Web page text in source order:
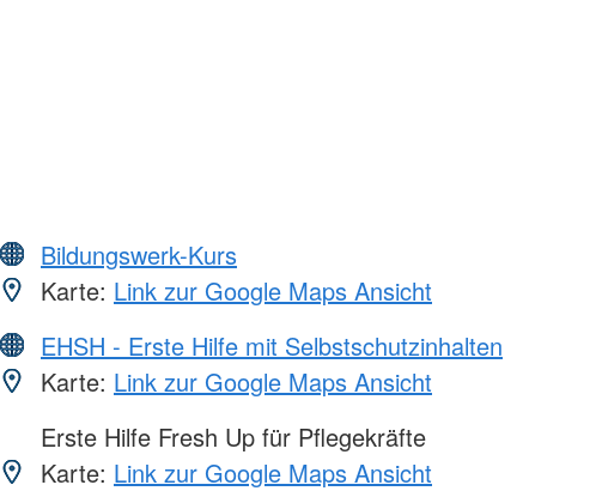
Bildungswerk-Kurs
Karte: Link zur Google Maps Ansicht
EHSH - Erste Hilfe mit Selbstschutzinhalten
Karte: Link zur Google Maps Ansicht
Erste Hilfe Fresh Up für Pflegekräfte
Karte: Link zur Google Maps Ansicht